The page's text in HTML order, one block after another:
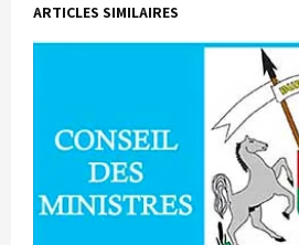
ARTICLES SIMILAIRES